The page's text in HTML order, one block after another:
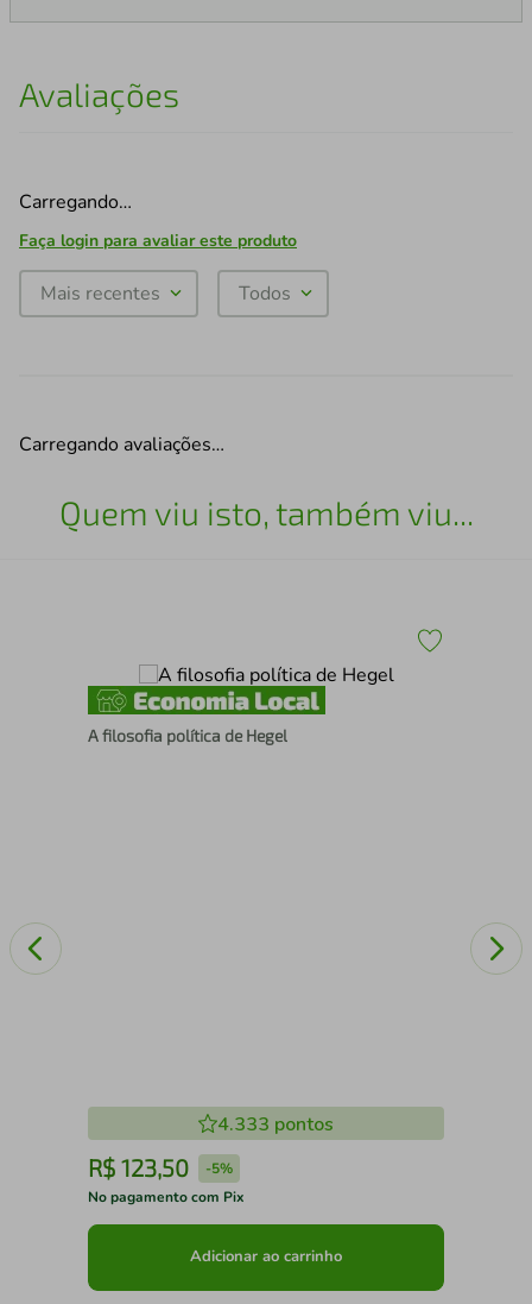
Avaliações
Carregando…
Faça login para avaliar este produto
Mais recentes Todos
Carregando avaliações…
Quem viu isto, também viu...
A filosofia política de Hegel
4.333 pontos
R$ 123,50 -5%
No pagamento com Pix
Adicionar ao carrinho